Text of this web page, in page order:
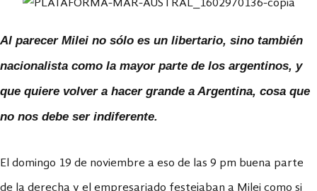
Al parecer Milei no sólo es un libertario, sino también
nacionalista como la mayor parte de los argentinos, y
que quiere volver a hacer grande a Argentina, cosa que
no nos debe ser indiferente.
El domingo 19 de noviembre a eso de las 9 pm buena parte
de la derecha y el empresariado festejaban a Milei como si